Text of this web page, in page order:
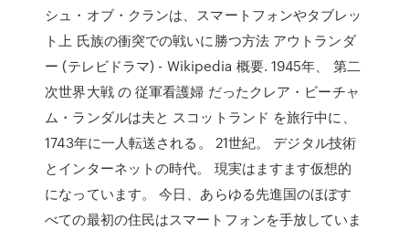
シュ・オブ・クランは、スマートフォンやタブレッ
ト上 氏族の衝突での戦いに勝つ方法 アウトランダ
ー (テレビドラマ) - Wikipedia 概要. 1945年、 第二
次世界大戦 の 従軍看護婦 だったクレア・ビーチャ
ム・ランダルは夫と スコットランド を旅行中に、
1743年に一人転送される。 21世紀。 デジタル技術
とインターネットの時代。 現実はますます仮想的
になっています。 今日、あらゆる先進国のほぼす
べての最初の住民はスマートフォンを手放していま